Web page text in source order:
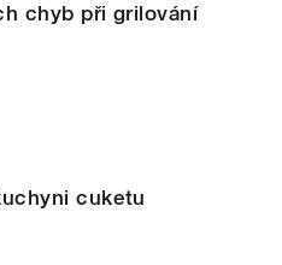
chyb při grilování
cuketu